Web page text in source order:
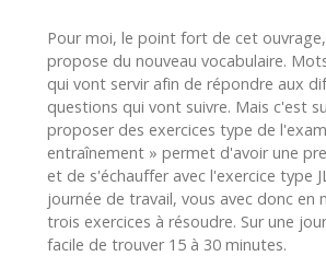
Pour moi, le point fort de cet
propose du nouveau vocabulaire.
qui vont servir afin de répondre aux
questions qui vont suivre. Mais c'est
proposer des exercices type de
entraînement » permet d'avoir une
et de s'échauffer avec l'exercice type
journée de travail, vous avec donc en
trois exercices à résoudre. Sur une
facile de trouver 15 à 30 minutes.